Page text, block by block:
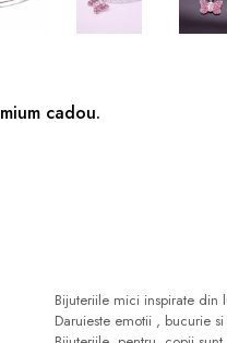
cadou.
Bijuteriile mici inspirate
Daruieste emotii , bucurie